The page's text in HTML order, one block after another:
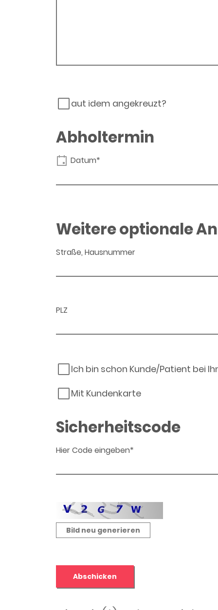
aut idem angekreuzt?
Abholtermin
Datum*
Weitere optionale
Straße, Hausnummer
PLZ
Ich bin schon Kunde/Patient bei
Mit Kundenkarte
Sicherheitscode
Hier Code eingeben*